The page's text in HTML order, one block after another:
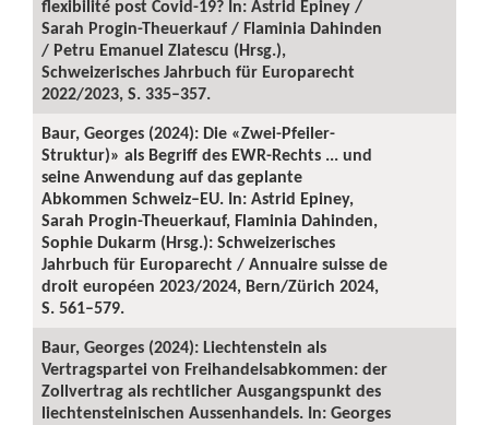
flexibilité post Covid-19? In: Astrid Epiney /
Sarah Progin-Theuerkauf / Flaminia Dahinden
/ Petru Emanuel Zlatescu (Hrsg.),
Schweizerisches Jahrbuch für Europarecht
2022/2023, S. 335–357.
Baur, Georges (2024): Die «Zwei-Pfeiler-
Struktur)» als Begriff des EWR-Rechts ... und
seine Anwendung auf das geplante
Abkommen Schweiz–EU. In: Astrid Epiney,
Sarah Progin-Theuerkauf, Flaminia Dahinden,
Sophie Dukarm (Hrsg.): Schweizerisches
Jahrbuch für Europarecht / Annuaire suisse de
droit européen 2023/2024, Bern/Zürich 2024,
S. 561–579.
Baur, Georges (2024): Liechtenstein als
Vertragspartei von Freihandelsabkommen: der
Zollvertrag als rechtlicher Ausgangspunkt des
liechtensteinischen Aussenhandels. In: Georges